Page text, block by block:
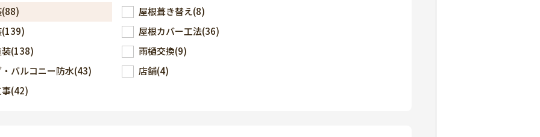
(88) 屋根葺き替え(8)
(139) 屋根カバー工法(36)
(138) 雨樋交換(9)
バルコニー防水(43) 店舗(4)
(42)